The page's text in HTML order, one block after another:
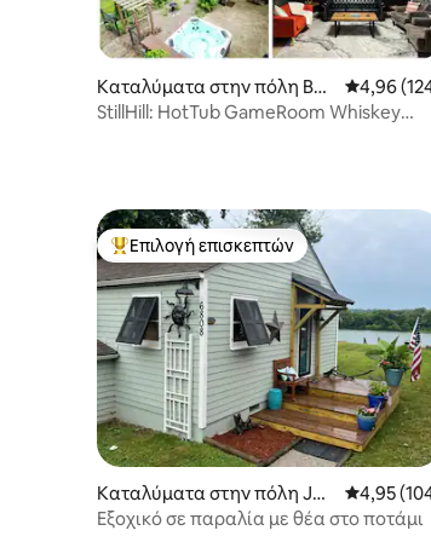
Καταλύματα στην πόλη Bar
dstown
Μέση
4,96
StillHill: HotTub GameRoom Whiskey
Κορυφαία επιλογή επισκεπτών
Επιλογή επισκεπτών
Καταλύματα στην πόλη Je
ffersonville
Μέση
4,95
Εξοχικό σε παραλία με θέα στο ποτάμι